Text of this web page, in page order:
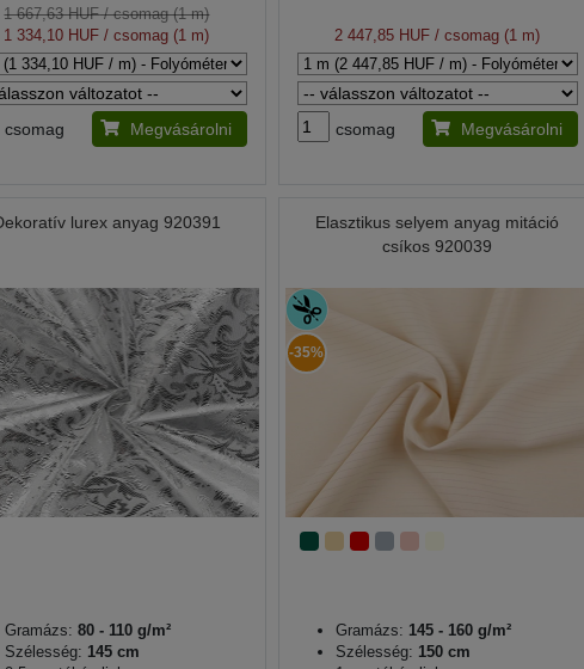
1 667,63 HUF/ csomag (1 m)
1 334,10 HUF / csomag (1 m)
csomag Megvásárolni
2 447,85 HUF / csomag (1 m)
csomag Megvásárolni
lurex anyag 920391
Gramázs: 80 - 110 g/m²
Szélesség: 145 cm
Elasztikus selyem anyag mitáció
csíkos 920039
-35%
Gramázs: 145 - 160 g/m²
Szélesség: 150 cm